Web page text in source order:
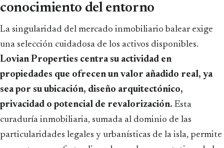
conocimiento del entorno
La singularidad del mercado inmobiliario balear exige
una selección cuidadosa de los activos disponibles.
Lovian Properties centra su actividad en
propiedades que ofrecen un valor añadido real, ya
sea por su ubicación, diseño arquitectónico,
privacidad o potencial de revalorización. Esta
curaduría inmobiliaria, sumada al dominio de las
particularidades legales y urbanísticas de la isla, permite